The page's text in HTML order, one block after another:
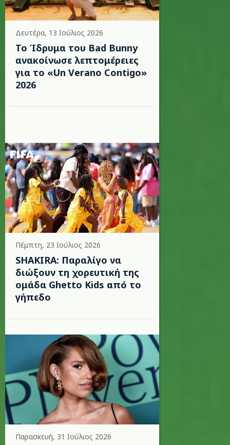
Δευτέρα, 13 Ιούλιος 2026
Το Ίδρυμα του Bad Bunny
ανακοίνωσε λεπτομέρειες
για το «Un Verano Contigo»
2026
Πέμπτη, 23 Ιούλιος 2026
SHAKIRA: Παραλίγο να
διώξουν τη χορευτική της
ομάδα Ghetto Kids από το
γήπεδο
Παρασκευή, 31 Ιούλιος 2026